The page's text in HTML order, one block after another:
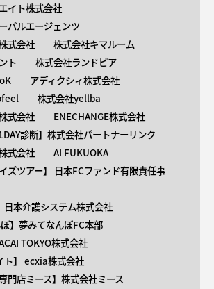
イト株式会社
バルエージェンツ
式会社
株式会社キマルーム
ト
株式会社ランドピア
アディクシィ株式会社
株式会社yellba
式会社
ENECHANGE株式会社
診断】株式会社パートナーリンク
式会社
AI FUKUOKA
ズツアー】 日本FCファンド有限責任事
日本介護システム株式会社
ぼ】夢みてなんぼFC本部
TOKYO株式会社
ト】 ecxia株式会社
門店ミース】株式会社ミース